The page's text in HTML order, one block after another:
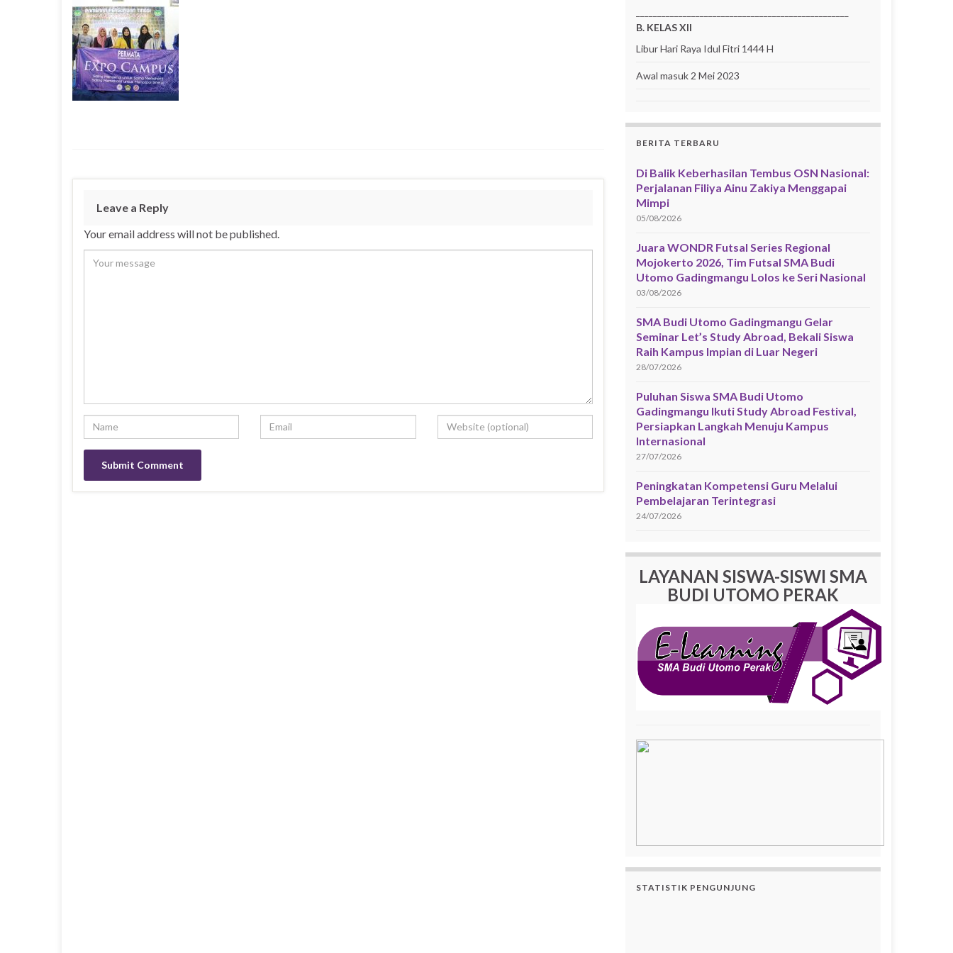
Leave a Reply
Your email address will not be published.
B. KELAS XII
Libur Hari Raya Idul Fitri 1444 H
Awal masuk 2 Mei 2023
BERITA TERBARU
Di Balik Keberhasilan Tembus OSN Nasional:
Perjalanan Filiya Ainu Zakiya Menggapai
Mimpi
05/08/2026
Juara WONDR Futsal Series Regional
Mojokerto 2026, Tim Futsal SMA Budi
Utomo Gadingmangu Lolos ke Seri Nasional
03/08/2026
SMA Budi Utomo Gadingmangu Gelar
Seminar Let’s Study Abroad, Bekali Siswa
Raih Kampus Impian di Luar Negeri
28/07/2026
Puluhan Siswa SMA Budi Utomo
Gadingmangu Ikuti Study Abroad Festival,
Persiapkan Langkah Menuju Kampus
Internasional
27/07/2026
Peningkatan Kompetensi Guru Melalui
Pembelajaran Terintegrasi
24/07/2026
LAYANAN SISWA-SISWI SMA
BUDI UTOMO PERAK
STATISTIK PENGUNJUNG